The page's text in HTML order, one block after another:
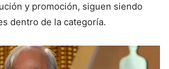
y promoción, siguen siendo
dentro de la categoría.